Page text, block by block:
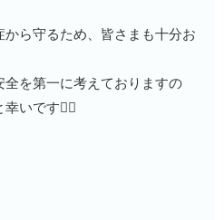
ら守るため、皆さまも十分お
を第一に考えておりますの
いです🙇‍♀️